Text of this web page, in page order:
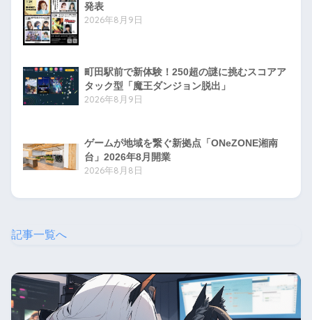
発表
2026年8月9日
町田駅前で新体験！250超の謎に挑むスコアア
タック型「魔王ダンジョン脱出」
2026年8月9日
ゲームが地域を繋ぐ新拠点「ONeZONE湘南
台」2026年8月開業
2026年8月8日
記事一覧へ